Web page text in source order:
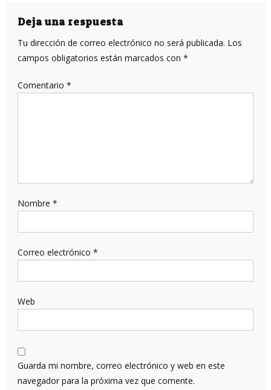
entradas
Deja una respuesta
Tu dirección de correo electrónico no será publicada. Los
campos obligatorios están marcados con *
Comentario *
Nombre *
Correo electrónico *
Web
Guarda mi nombre, correo electrónico y web en este
navegador para la próxima vez que comente.